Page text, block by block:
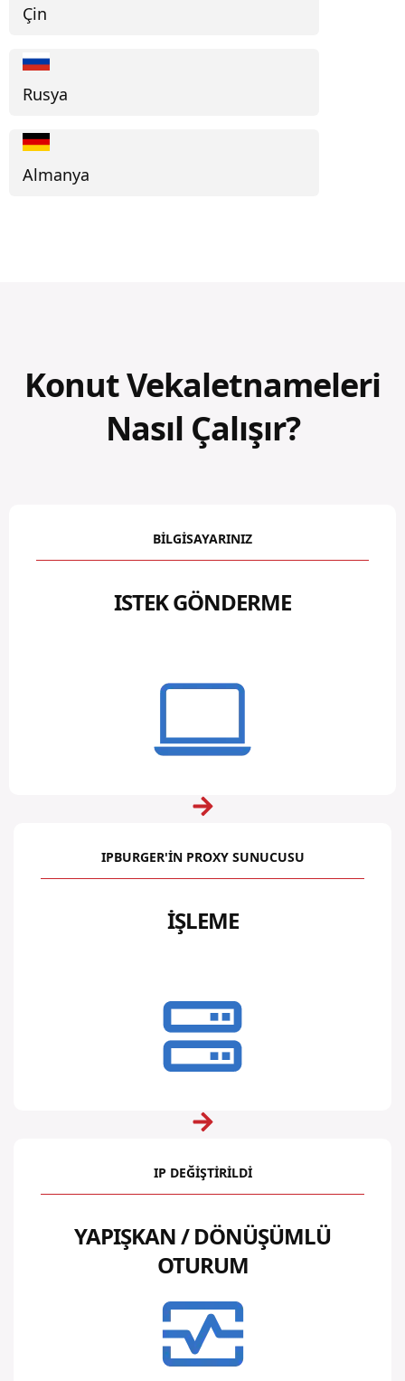
Çin
Rusya
Almanya
Konut Vekaletnameleri
Nasıl Çalışır?
BILGISAYARINIZ
ISTEK GÖNDERME
IPBURGER'IN PROXY SUNUCUSU
İŞLEME
IP DEĞIŞTIRILDI
YAPIŞKAN / DÖNÜŞÜMLÜ
OTURUM